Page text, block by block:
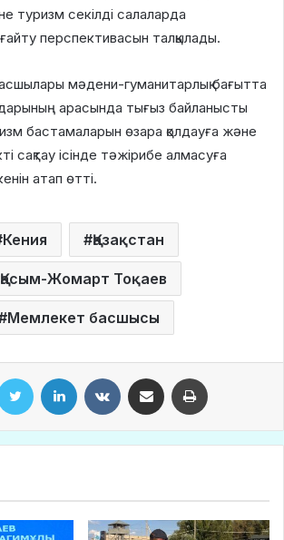
туризм секілді салаларда
перспективасын талқылады.
мәдени-гуманитарлық бағытта
арасында тығыз байланысты
бастамаларын өзара қолдауға және
сақтау ісінде тәжірибе алмасуға
атап өтті.
Кения Қазақстан
Қасым-Жомарт Тоқаев
Мемлекет басшысы